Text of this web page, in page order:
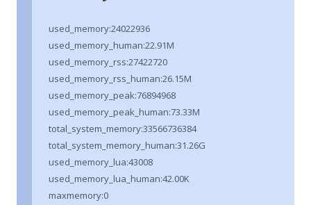
used_memory:24022936
used_memory_human:22.91M
used_memory_rss:27422720
used_memory_rss_human:26.15M
used_memory_peak:76894968
used_memory_peak_human:73.33M
total_system_memory:33566736384
total_system_memory_human:31.26G
used_memory_lua:43008
used_memory_lua_human:42.00K
maxmemory:0